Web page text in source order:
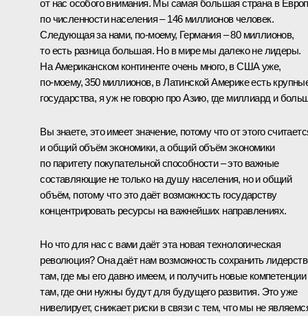
от нас особого внимания. Мы самая большая страна в
по численности населения – 146 миллионов человек.
Следующая за нами, по‑моему, Германия – 80 миллионов,
то есть разница большая. Но в мире мы далеко не лидеры.
На Американском континенте очень много, в США уже,
по‑моему, 350 миллионов, в Латинской Америке есть
государства, я уж не говорю про Азию, где миллиард и
Вы знаете, это имеет значение, потому что от этого
и общий объём экономики, а общий объём экономики
по паритету покупательной способности – это важные
составляющие не только на душу населения, но и общий
объём, потому что это даёт возможность государству
концентрировать ресурсы на важнейших направлениях.
Но что для нас с вами даёт эта новая технологическая
революция? Она даёт нам возможность сохранить
там, где мы его давно имеем, и получить новые компетенции
там, где они нужны будут для будущего развития. Это уже
нивелирует, снижает риски в связи с тем, что мы не